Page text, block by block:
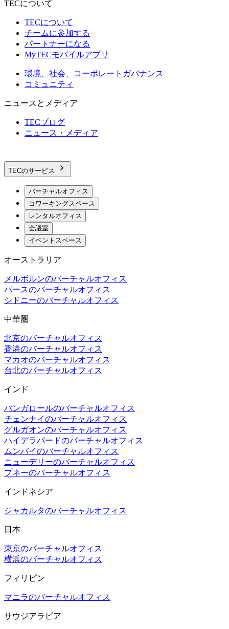
TECについて
TECについて
チームに参加する
パートナーになる
MyTECモバイルアプリ
環境、社会、コーポレートガバナンス
コミュニティ
ニュースとメディア
TECブログ
ニュース・メディア
TECのサービス
バーチャルオフィス
コワーキングスペース
レンタルオフィス
会議室
イベントスペース
オーストラリア
メルボルンのバーチャルオフィス
パースのバーチャルオフィス
シドニーのバーチャルオフィス
中華圏
北京のバーチャルオフィス
香港のバーチャルオフィス
マカオのバーチャルオフィス
台北のバーチャルオフィス
インド
バンガロールのバーチャルオフィス
チェンナイのバーチャルオフィス
グルガオンのバーチャルオフィス
ハイデラバードのバーチャルオフィス
ムンバイのバーチャルオフィス
ニューデリーのバーチャルオフィス
プネーのバーチャルオフィス
インドネシア
ジャカルタのバーチャルオフィス
日本
東京のバーチャルオフィス
横浜のバーチャルオフィス
フィリピン
マニラのバーチャルオフィス
サウジアラビア